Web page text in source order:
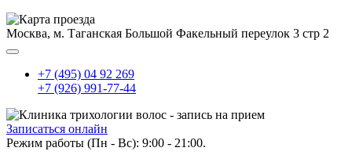
Москва, м. Таганская Большой Факельный переулок 3 стр 2
+7 (495) 04 92 269
+7 (926) 991-77-44
Записаться онлайн
Режим работы (Пн - Вс): 9:00 - 21:00.